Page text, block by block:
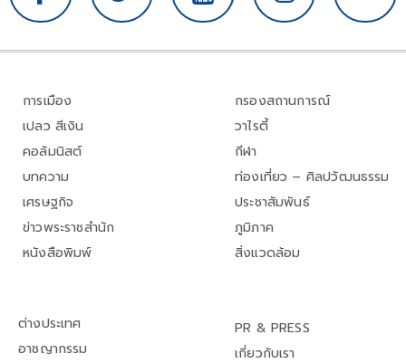
การเมือง
เปลว สีเงิน
คอลัมนิสต์
บทความ
เศรษฐกิจ
ข่าวพระราชสำนัก
หนังสือพิมพ์
กรองสถานการณ์
วาไรตี้
กีฬา
ท่องเที่ยว – ศิลปวัฒนธรรม
ประชาสัมพันธ์
ภูมิภาค
สิ่งแวดล้อม
ต่างประเทศ
อาชญากรรม
PR & PRESS
เกี่ยวกับเรา